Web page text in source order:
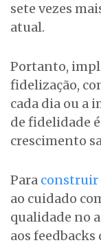
sete vezes
atual.
Portanto,
fidelização,
cada dia ou a
de fidelidade
crescimento
Para construir
ao cuidado
qualidade no
aos